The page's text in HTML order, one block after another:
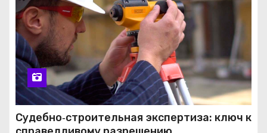
Судебно‑строительная экспертиза: ключ к